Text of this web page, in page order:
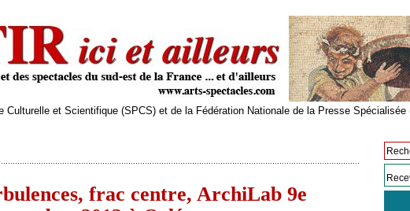
Culturelle et Scientifique (SPCS) et de la Fédération Nationale de la Presse Spécialisée
frac centre, ArchiLab 9e